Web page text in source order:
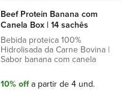
Beef Protein Banana com
Canela Box | 14 sachês
Bebida proteica 100%
Hidrolisada da Carne Bovina |
Sabor banana com canela
10% offa partir de 4 und.